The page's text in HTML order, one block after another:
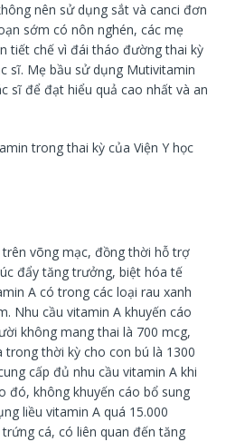
nên sử dụng sắt và canci đơn
sớm có nôn nghén, các mẹ
tiết chế vì đái tháo đường thai kỳ
sĩ. Mẹ bầu sử dụng Mutivitamin
sĩ để đạt hiểu quả cao nhất và an
trong thai kỳ của Viện Y học
võng mạc, đồng thời hỗ trợ
đẩy tăng trưởng, biệt hóa tế
A có trong các loại rau xanh
Nhu cầu vitamin A khuyến cáo
không mang thai là 700 mcg,
trong thời kỳ cho con bú là 1300
cấp đủ nhu cầu vitamin A khi
đó, không khuyến cáo bổ sung
liều vitamin A quá 15.000
cá, có liên quan đến tăng